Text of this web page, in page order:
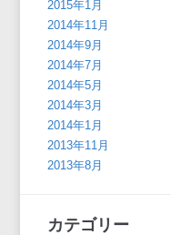
2015年1月
2014年11月
2014年9月
2014年7月
2014年5月
2014年3月
2014年1月
2013年11月
2013年8月
カテゴリー